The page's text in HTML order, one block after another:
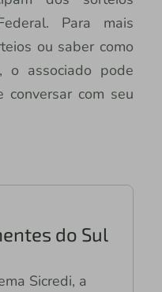
Para mais
ou saber como
o associado pode
conversar com seu
do Sul
Sicredi, a